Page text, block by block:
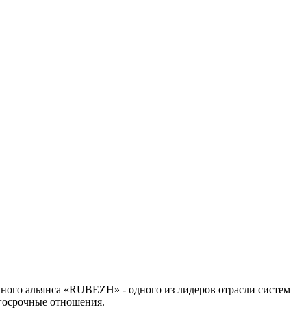
альянса «RUBEZH» - одного из лидеров отрасли
отношения.